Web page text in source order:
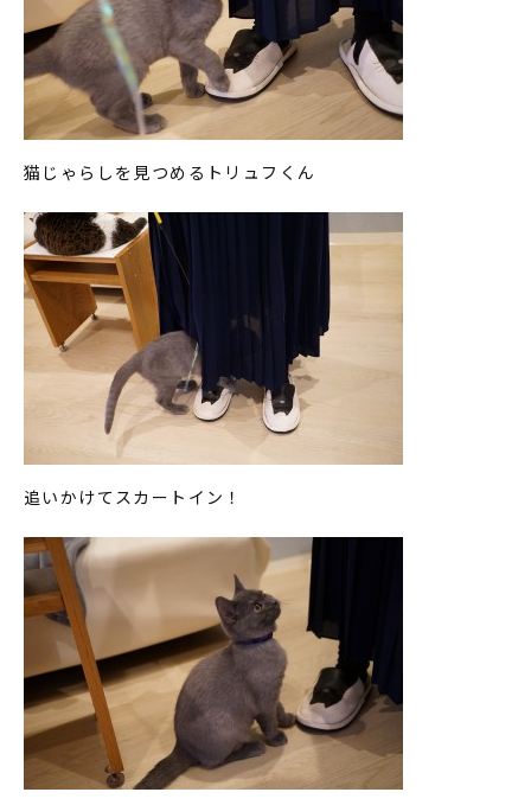
猫じゃらしを見つめるトリュフくん
追いかけてスカートイン！